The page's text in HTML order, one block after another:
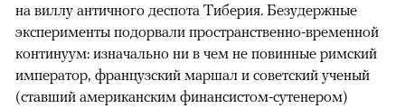
на виллу античного деспота Тиберия. Безудержные
эксперименты подорвали пространственно-временной
континуум: изначально ни в чем не повинные римский
император, французский маршал и советский ученый
(ставший американским финансистом-сутенером)